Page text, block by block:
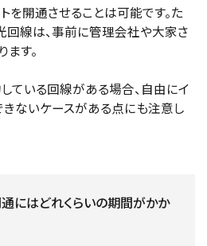
を開通させることは可能です。た
回線は、事前に管理会社や大家さ
す。
ている回線がある場合、自由にイ
ないケースがある点にも注意し
にはどれくらいの期間がかか